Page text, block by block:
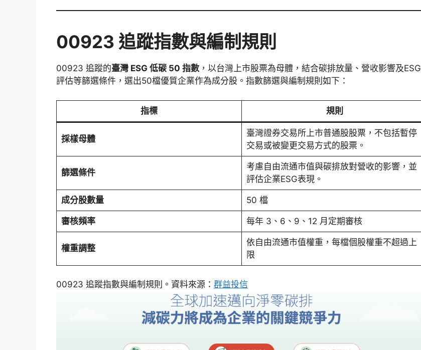
00923 追蹤指數與編制規則
00923 追蹤的臺灣 ESG 低碳 50 指數 ，以台灣上市股票為母體，結合碳排放量、營收影響及ESG
評估等篩選條件，選出50檔優質企業作為成分股。指數篩選與編制規則如下：
指標 規則
採樣母體
臺灣證券交易所上市普通股股票，不包括暫停
交易或被變更交易方式的股票。
篩選條件
考慮自由流通市值與碳排放對營收的影響，並
評估企業ESG表現。
成分股數量 50 檔
審核頻率 每年 3、6、9、12 月定期審核
權重調整
依自由流通市值權重，每檔個股權重不超過上
限
00923 追蹤指數與編制規則。資料來源： 群益投信